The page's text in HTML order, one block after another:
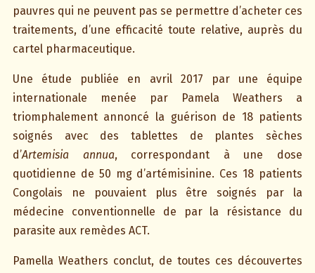
pauvres qui ne peuvent pas se permettre d’acheter ces
traitements, d’une efficacité toute relative, auprès du
cartel pharmaceutique.
Une étude publiée en avril 2017 par une équipe
internationale menée par Pamela Weathers a
triomphalement annoncé la guérison de 18 patients
soignés avec des tablettes de plantes sèches
d’Artemisia annua, correspondant à une dose
quotidienne de 50 mg d’artémisinine. Ces 18 patients
Congolais ne pouvaient plus être soignés par la
médecine conventionnelle de par la résistance du
parasite aux remèdes ACT.
Pamella Weathers conclut, de toutes ces découvertes